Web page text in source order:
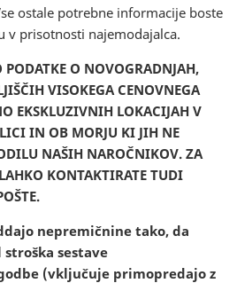
ostale potrebne informacije boste
v prisotnosti najemodajalca.
O NOVOGRADNJAH,
VISOKEGA CENOVNEGA
EKSKLUZIVNIH LOKACIJAH V
IN OB MORJU KI JIH NE
NAŠIH NAROČNIKOV. ZA
KONTAKTIRATE TUDI
nepremičnine tako, da
sestave
(vključuje primopredajo z